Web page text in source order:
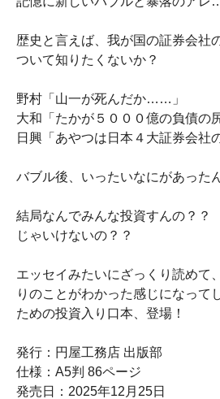
歴史と言えば、我が国の証券会社
ついて知りたくないか？
野村「山一が死んだか……」
大和「たかが５０００億の負債の
日興「あやつは日本４大証券会社
バブル後、いったいなにがあった
結局なんでみんな投資すんの？
じゃいけないの？？
エッセイみたいにざっくり読めて
りのことがわかった感じになって
ための投資入り口本、登場！
発行：円屋工務店 出版部
仕様：A5判 86ページ
発売日：2025年12月25日